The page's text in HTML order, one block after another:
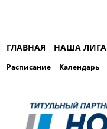
ГЛАВНАЯ НАША ЛИГА
Расписание Календарь